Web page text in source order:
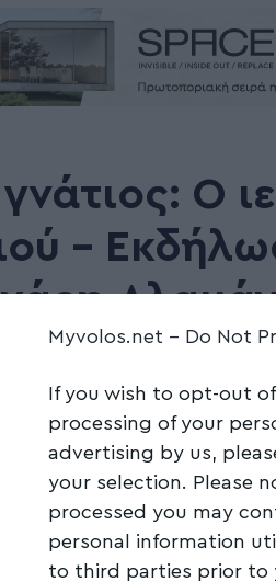
Myvolos.net - Do Not
If you wish to opt-out
processing of your
advertising by us,
your selection. Please
processed you may
personal information
to third parties prior to
Ο
–